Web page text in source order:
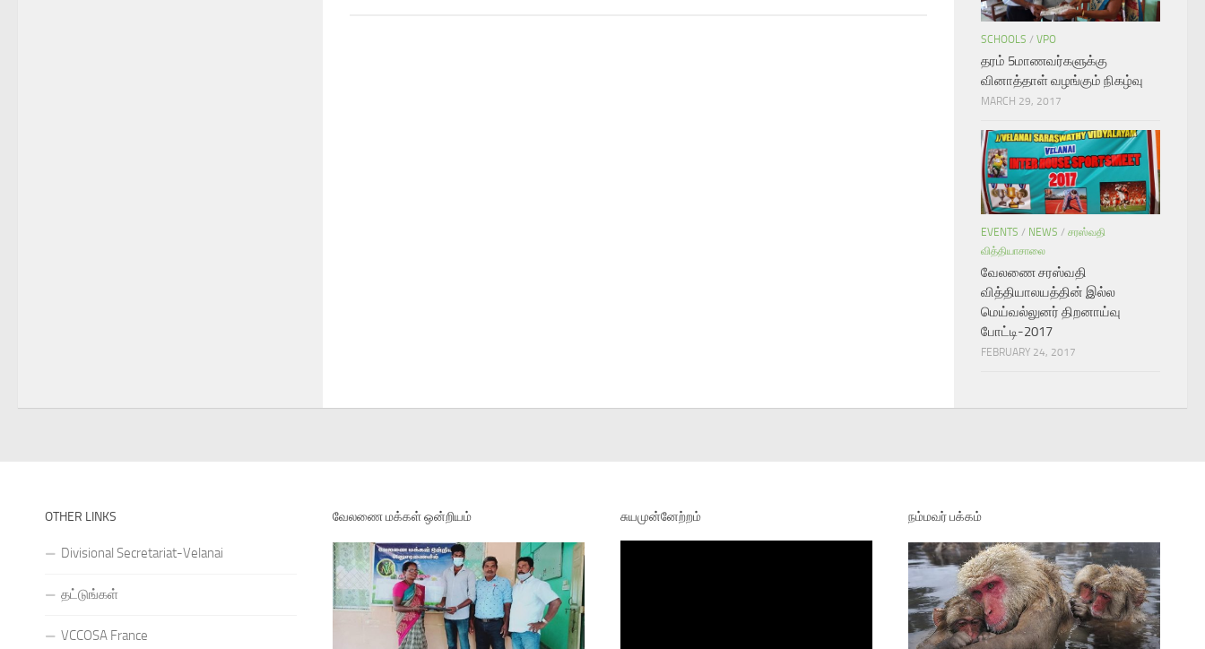
SCHOOLS / VPO
தரம் 5மாணவர்களுக்கு
வினாத்தாள் வழங்கும் நிகழ்வு
MARCH 29, 2017
EVENTS / NEWS / சரஸ்வதி
வித்தியாசாலை
வேலணை சரஸ்வதி
வித்தியாலயத்தின் இல்ல
மெய்வல்லுனர் திறனாய்வு
போட்டி-2017
FEBRUARY 24, 2017
OTHER LINKS
Divisional Secretariat-Velanai
தட்டுங்கள்
VCCOSA France
வேலணை மக்கள் ஒன்றியம் சுயமுன்னேற்றம் நம்மவர் பக்கம்